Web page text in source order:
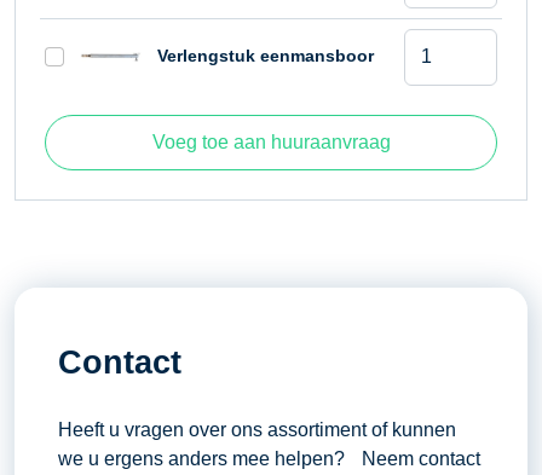
Verlengstuk eenmansboor
Voeg toe aan huuraanvraag
Contact
Heeft u vragen over ons assortiment of kunnen
we u ergens anders mee helpen? Neem contact